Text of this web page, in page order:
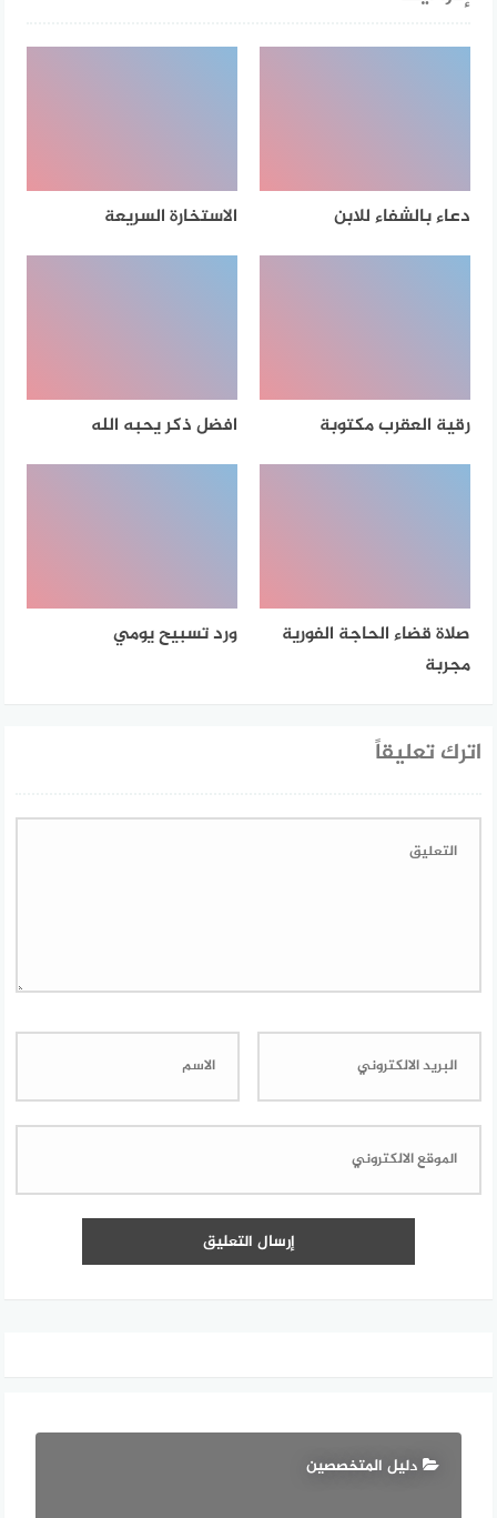
دعاء بالشفاء للابن الاستخارة السريعة
رقية العقرب مكتوبة افضل ذكر يحبه الله
صلاة قضاء الحاجة الفورية
مجربة
ورد تسبيح يومي
اترك تعليقاً
دليل المتخصصين